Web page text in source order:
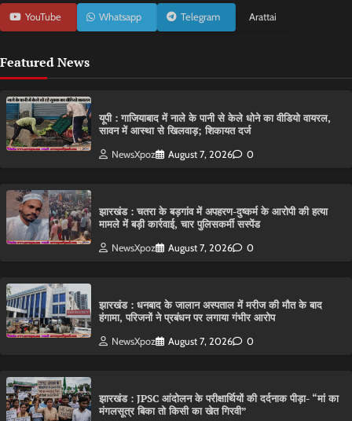
YouTube Whatsapp Telegram Arattai
Featured News
यूपी : गाजियाबाद में नाले के पानी से केले धोने का वीडियो वायरल,
सावन में आस्था से खिलवाड़; शिकायत दर्ज
NewsXpoz August 7, 2026 0
झारखंड : चतरा के बड़गांव में अपहरण-दुष्कर्म के आरोपी की हत्या
मामले में बड़ी कार्रवाई, चार पुलिसकर्मी सस्पेंड
NewsXpoz August 7, 2026 0
झारखंड : धनबाद के जालान अस्पताल में मरीज की मौत के बाद
हंगामा, परिजनों ने प्रबंधन पर लगाया गंभीर आरोप
NewsXpoz August 7, 2026 0
झारखंड : JPSC आंदोलन के परीक्षार्थियों की दर्दनाक पीड़ा- “मां का
मंगलसूत्र बिका तो किसी का खेत गिरवी”